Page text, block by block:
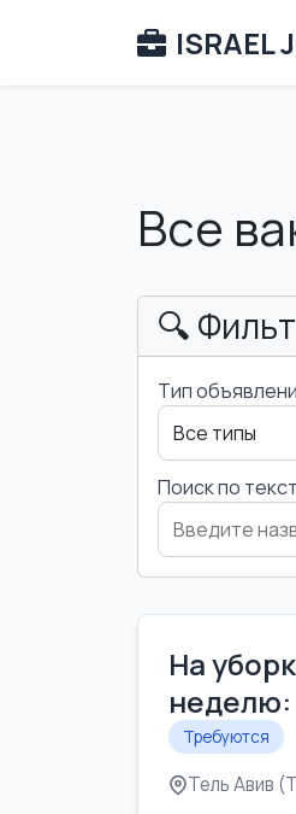
ISRAEL
Все
🔍
Тип
Поиск по
На
неделю:
Требуются
Тель Авив